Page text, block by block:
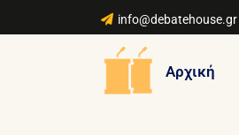
info@debatehouse.gr
Αρχική